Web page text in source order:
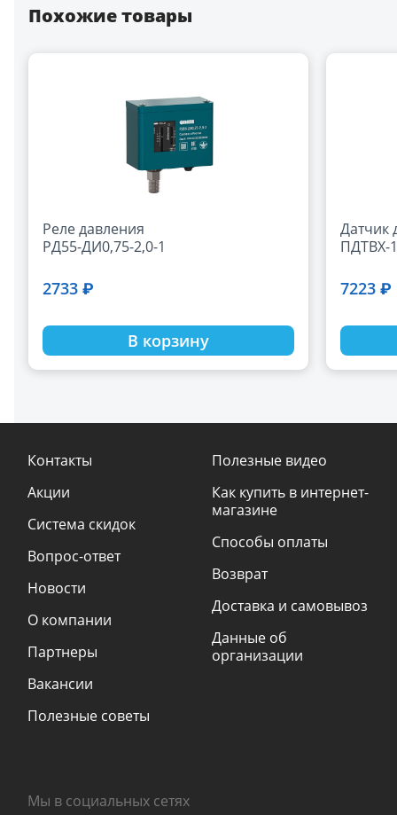
Похожие товары
Реле давления
РД55-ДИ0,75-2,0-1
2733 ₽
В корзину
Датчик
ПДТВХ-
7223 ₽
Контакты
Акции
Система скидок
Вопрос-ответ
Новости
О компании
Партнеры
Вакансии
Полезные советы
Полезные видео
Как купить в интернет-
магазине
Способы оплаты
Возврат
Доставка и самовывоз
Данные об
организации
Мы в социальных сетях